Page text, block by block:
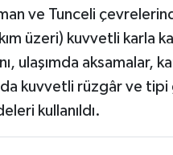
ve Tunceli
üzeri) kuvvetli karla
ulaşımda aksamalar,
kuvvetli rüzgâr ve
kullanıldı.